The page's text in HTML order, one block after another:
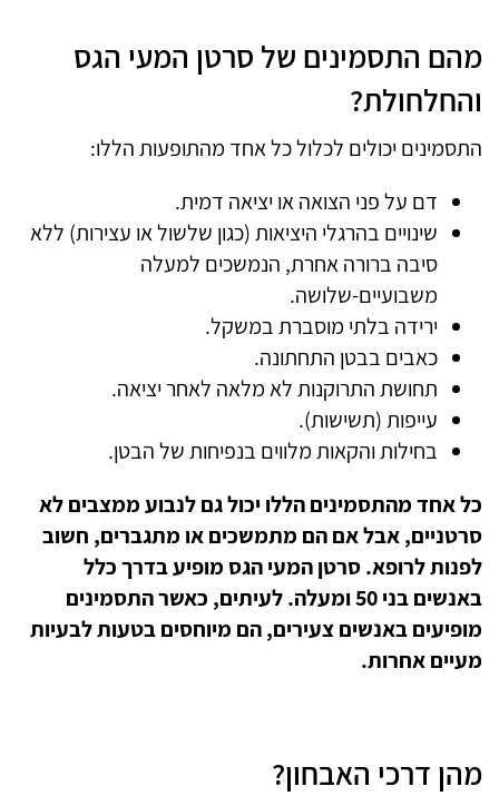
מהם התסמינים של סרטן המעי הגס
והחלחולת?
התסמינים יכולים לכלול כל אחד מהתופעות הללו:
דם על פני הצואה או יציאה דמית.
שינויים בהרגלי היציאות (כגון שלשול או עצירות) ללא
סיבה ברורהאחרת, הנמשכים למעלה
משבועיים-שלושה.
ירידה בלתי מוסברת במשקל.
כאבים בבטן התחתונה.
תחושת התרוקנות לא מלאה לאחר יציאה.
עייפות (תשישות).
בחילות והקאות מלווים בנפיחות של הבטן.
כל אחד מהתסמינים הללו יכול גם לנבוע ממצבים לא
סרטניים, אבל אם הם מתמשכים או מתגברים, חשוב
לפנות לרופא. סרטן המעי הגס מופיע בדרך כלל
באנשים בני 50 ומעלה. לעיתים, כאשר התסמינים
מופיעים באנשים צעירים, הם מיוחסים בטעות לבעיות
מעיים אחרות.
מהן דרכי האבחון?